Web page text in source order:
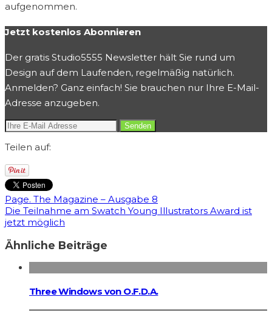
aufgenommen.
Jetzt kostenlos Abonnieren
Der gratis Studio5555 Newsletter hält Sie rund um
Design auf dem Laufenden, regelmäßig natürlich.
Anmelden? Ganz einfach! Sie brauchen nur Ihre E-Mail-
Adresse anzugeben.
Teilen auf:
Page. The Magazine – Ausgabe 8
Die Teilnahme am Swatch Young Illustrators Award ist
jetzt möglich
Ähnliche Beiträge
Three Windows von O.F.D.A.